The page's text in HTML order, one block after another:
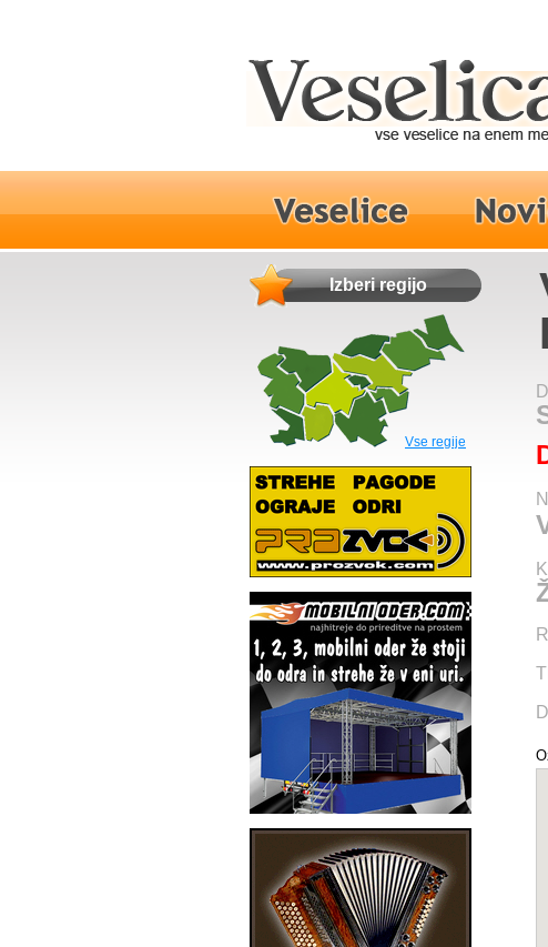
Izberi regijo
Vse regije